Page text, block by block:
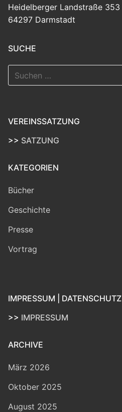
Heidelberger Landstraße 353
64297 Darmstadt
SUCHE
Suchen
nach:
VEREINSSATZUNG
>> SATZUNG
KATEGORIEN
Bücher
Geschichte
Presse
Vortrag
IMPRESSUM | DATENSCHUTZ
>> IMPRESSUM
ARCHIVE
März 2026
Oktober 2025
August 2025